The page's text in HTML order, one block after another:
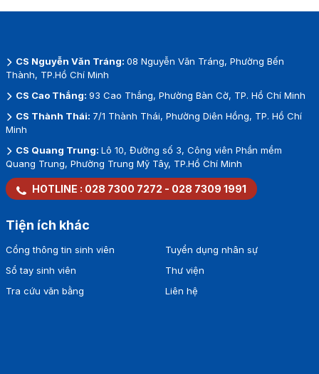
CS Nguyễn Văn Tráng: 08 Nguyễn Văn Tráng, Phường Bến
Thành, TP.Hồ Chí Minh
CS Cao Thắng: 93 Cao Thắng, Phường Bàn Cờ, TP. Hồ Chí Minh
CS Thành Thái: 7/1 Thành Thái, Phường Diên Hồng, TP. Hồ Chí
Minh
CS Quang Trung: Lô 10, Đường số 3, Công viên Phần mềm
Quang Trung, Phường Trung Mỹ Tây, TP.Hồ Chí Minh
HOTLINE : 028 7300 7272 - 028 7309 1991
Tiện ích khác
Cổng thông tin sinh viên
Sổ tay sinh viên
Tra cứu văn bằng
Tuyển dụng nhân sự
Thư viện
Liên hệ